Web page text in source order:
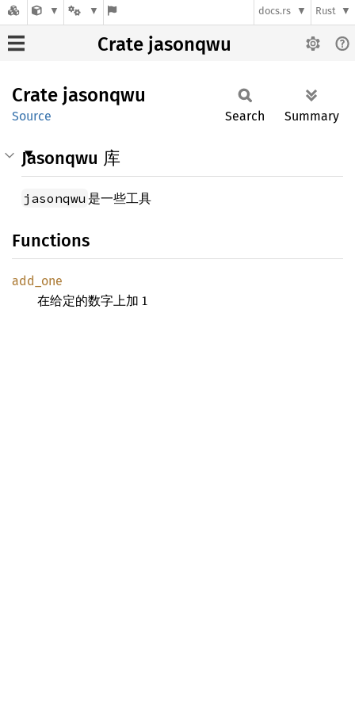
docs.rs Rust
Crate jasonqwu
Crate jasonqwu
Source Search Summary
Jasonqwu 库
jasonqwu 是一些工具
Functions
add_one
在给定的数字上加 1